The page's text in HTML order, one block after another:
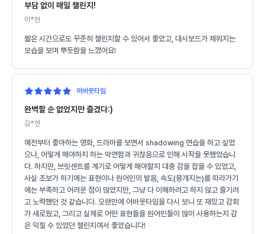
부담 없이 매일 챌린지!
이*현
짧은 시간으로도 꾸준히 챌린지할 수 있어서 좋았고, 대시보드가 채워지는
모습을 보며 뿌듯함을 느꼈어요!
어바웃타임
완벽할 순 없었지만 즐겼다:)
김*연
예전부터 좋아하는 영화, 드라마를 보면서 shadowing 연습을 하고 싶었
으나, 어떻게 해야하지 하는 막연함과 귀찮음으로 인해 시작을 못했었습니
다. 하지만, 브릿센트를 계기로 어떻게 해야할지 대충 감을 잡을 수 있었고,
사실 초보가 하기에는 표현이나 원어민의 발음, 속도(뭉개지는)를 따라가기
에는 부족하고 어려운 점이 많았지만, 그냥 다 이해하려고 하지 않고 즐기려
고 노력했던 것 같습니다. 오랜만에 어바웃타임을 다시 보니 또 재밌고 감회
가 새로웠고, 그리고 실제로 어떤 표현들을 원어민들이 많이 사용하는지 감
은 익힐 수 있었던 챌린지여서 좋았습니다!